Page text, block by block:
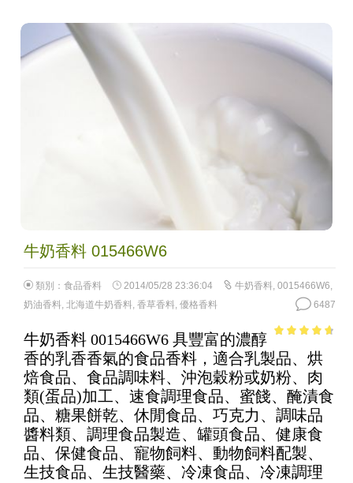
牛奶香料 015466W6
類別： 食品香料 2014/05/28 23:36:04 牛奶香料, 0015466W6,
奶油香料, 北海道牛奶香料, 香草香料, 優格香料 6487
of 5
牛奶香料 0015466W6 具豐富的濃醇
香的乳香香氣的食品香料，適合乳製品、烘
焙食品、食品調味料、沖泡穀粉或奶粉、肉
類(蛋品)加工、速食調理食品、蜜餞、醃漬食
品、糖果餅乾、休閒食品、巧克力、調味品
醬料類、調理食品製造、罐頭食品、健康食
品、保健食品、寵物飼料、動物飼料配製、
生技食品、生技醫藥、冷凍食品、冷凍調理